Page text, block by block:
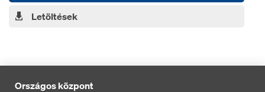
Letöltések
Országos központ